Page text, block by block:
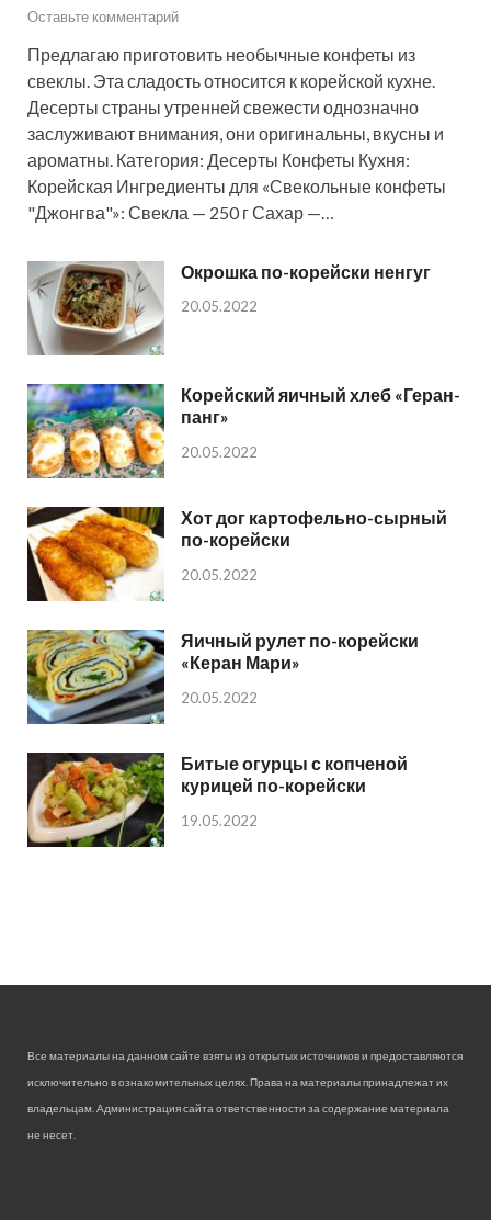
Оставьте комментарий
Предлагаю приготовить необычные конфеты из
свеклы. Эта сладость относится к корейской кухне.
Десерты страны утренней свежести однозначно
заслуживают внимания, они оригинальны, вкусны и
ароматны. Категория: Десерты Конфеты Кухня:
Корейская Ингредиенты для «Свекольные конфеты
"Джонгва"»: Свекла — 250 г Сахар —…
Окрошка по-корейски ненгуг
20.05.2022
Корейский яичный хлеб «Геран-
панг»
20.05.2022
Хот дог картофельно-сырный
по-корейски
20.05.2022
Яичный рулет по-корейски
«Керан Мари»
20.05.2022
Битые огурцы с копченой
курицей по-корейски
19.05.2022
Все материалы на данном сайте взяты из открытых источников и предоставляются
исключительно в ознакомительных целях. Права на материалы принадлежат их
владельцам. Администрация сайта ответственности за содержание материала
не несет.